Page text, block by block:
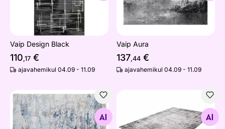
Vaip Design Black
110,17 €
ajavahemikul 04.09 - 11.09
Vaip Aura
137,44 €
ajavahemikul 04.09 - 11.09
Vaip Abstract 240x350 cm
Otsi sarnaseid
Vaip Blue Funky 80x150 cm
Otsi sarnaseid